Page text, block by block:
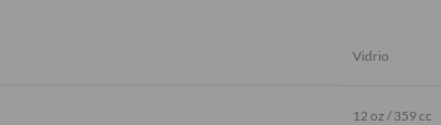
Vidrio
12 oz / 359 cc